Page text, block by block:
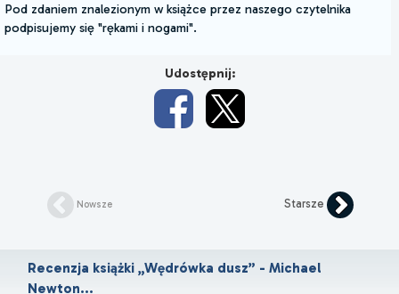
Pod zdaniem znalezionym w książce przez naszego czytelnika
podpisujemy się "rękami i nogami".
Udostępnij:
Nowsze Starsze
Recenzja książki „Wędrówka dusz” - Michael
Newton...